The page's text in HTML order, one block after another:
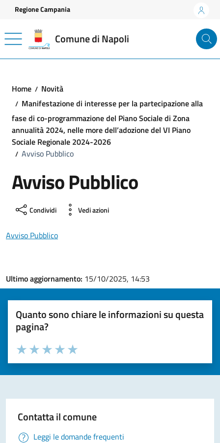
Vai ai contenuti
Vai al footer
Regione Campania
Comune di Napoli
Home
Novità
Manifestazione di interesse per la partecipazione alla
fase di co-programmazione del Piano Sociale di Zona
annualità 2024, nelle more dell’adozione del VI Piano
Sociale Regionale 2024-2026
Avviso Pubblico
Avviso Pubblico
Condividi Vedi azioni
Avviso Pubblico
Ultimo aggiornamento: 15/10/2025, 14:53
Quanto sono chiare le informazioni su questa
pagina?
Valuta la chiarezza delle informazioni (da 1 a 5 stelle)
Seleziona il numero di stelle per valutare la chiarezza delle
Valuta 5 stelle su 5
Valuta 4 stelle su 5
Valuta 3 stelle su 5
Valuta 2 stelle su 5
Valuta 1 stelle su 5
Contatta il comune
Leggi le domande frequenti